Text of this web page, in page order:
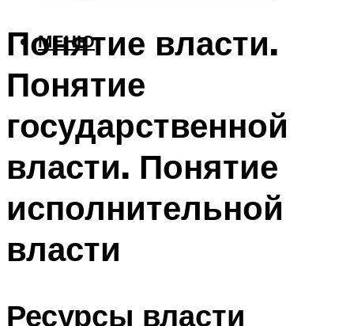
МЕНЮ
Понятие власти.
Понятие
государственной
власти. Понятие
исполнительной
власти
Ресурсы власти